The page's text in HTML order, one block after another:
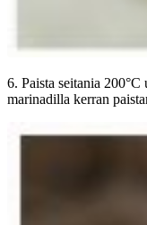
6. Paista seitania
marinadilla kerran